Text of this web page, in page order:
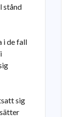
stånd
i de fall
sig